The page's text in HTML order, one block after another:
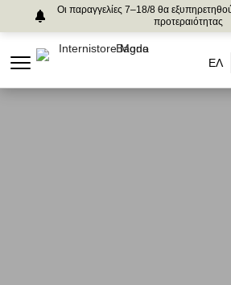
Οι παραγγελίες 7–18/8 θα
προτεραιότητας
ΕΛ